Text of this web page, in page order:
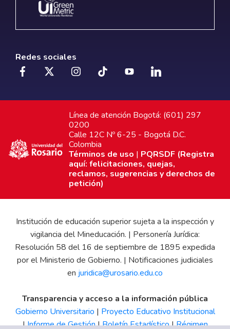
Redes sociales
Línea de atención Bogotá: (601) 297
0200
Calle 12C Nº 6-25 - Bogotá D.C.
Colombia
Términos de uso | PQRSDF (Registra
aquí: felicitaciones, quejas,
reclamos, sugerencias y derechos de
petición)
Institución de educación superior sujeta a la inspección y
vigilancia del Mineducación. | Personería Jurídica:
Resolución 58 del 16 de septiembre de 1895 expedida
por el Ministerio de Gobierno. | Notificaciones judiciales
en juridica@urosario.edu.co
Transparencia y acceso a la información pública
Gobierno Universitario | Proyecto Educativo Institucional
|Informe de Gestión|Boletín Estadístico|Régimen